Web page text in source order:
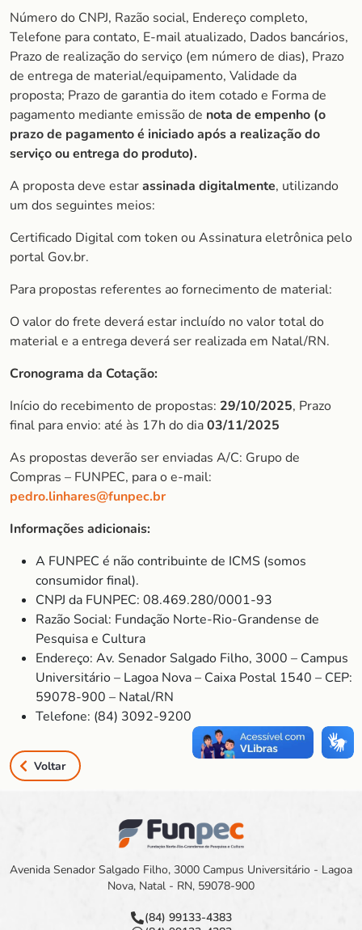
Número do CNPJ, Razão social, Endereço completo,
Telefone para contato, E-mail atualizado, Dados bancários,
Prazo de realização do serviço (em número de dias), Prazo
de entrega de material/equipamento, Validade da
proposta; Prazo de garantia do item cotado e Forma de
pagamento mediante emissão de nota de empenho (o
prazo de pagamento é iniciado após a realização do
serviço ou entrega do produto).
A proposta deve estarassinada digitalmente, utilizando
um dos seguintes meios:
Certificado Digital com token ou Assinatura eletrônica pelo
portal Gov.br.
Para propostas referentes ao fornecimento de material:
O valor do frete deverá estar incluído no valor total do
material e a entrega deverá ser realizada em Natal/RN.
Cronograma da Cotação:
Início do recebimento de propostas: 29/10/2025, Prazo
final para envio: até às 17h do dia03/11/2025
As propostas deverão ser enviadas A/C: Grupo de
Compras – FUNPEC, para o e-mail:
pedro.linhares@funpec.br
Informações adicionais:
A FUNPEC é não contribuinte de ICMS (somos
consumidor final).
CNPJ da FUNPEC: 08.469.280/0001-93
Razão Social: Fundação Norte-Rio-Grandense de
Pesquisa e Cultura
Endereço: Av. Senador Salgado Filho, 3000 – Campus
Universitário – Lagoa Nova – Caixa Postal 1540 – CEP:
59078-900 – Natal/RN
Telefone: (84) 3092-9200
Voltar
Avenida Senador Salgado Filho, 3000 Campus Universitário - Lagoa
Nova, Natal - RN, 59078-900
(84) 99133-4383